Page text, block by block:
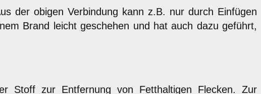
der obigen Verbindung kann z.B. nur durch Einfügen
Brand leicht geschehen und hat auch dazu geführt,
Stoff zur Entfernung von Fetthaltigen Flecken. Zur